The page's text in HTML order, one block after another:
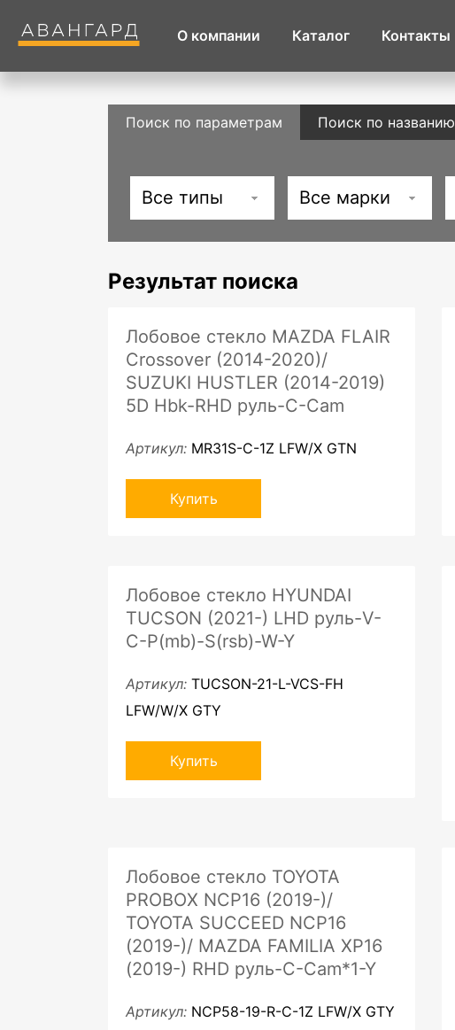
О компании Каталог Контакты
Поиск по параметрам Поиск по названию
Все типы Все марки
Результат поиска
Лобовое стекло MAZDA FLAIR
Crossover (2014-2020)/
SUZUKI HUSTLER (2014-2019)
5D Hbk-RHD руль-C-Cam
Артикул: MR31S-C-1Z LFW/X GTN
Купить
Лобовое стекло HYUNDAI
TUCSON (2021-) LHD руль-V-
C-P(mb)-S(rsb)-W-Y
Артикул: TUCSON-21-L-VCS-FH
LFW/W/X GTY
Купить
Лобовое стекло TOYOTA
PROBOX NCP16 (2019-)/
TOYOTA SUCCEED NCP16
(2019-)/ MAZDA FAMILIA XP16
(2019-) RHD руль-C-Cam*1-Y
Артикул: NCP58-19-R-C-1Z LFW/X GTY